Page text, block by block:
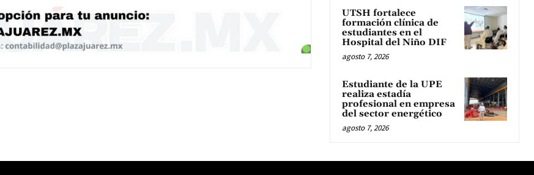
UTSH fortalece
formación clínica de
estudiantes en el
Hospital del Niño DIF
agosto 7, 2026
Estudiante de la UPE
realiza estadía
profesional en empresa
del sector energético
agosto 7, 2026